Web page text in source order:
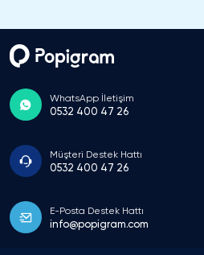
WhatsApp İletişim
0532 400 47 26
Müşteri Destek Hattı
0532 400 47 26
E-Posta Destek Hattı
info@popigram.com